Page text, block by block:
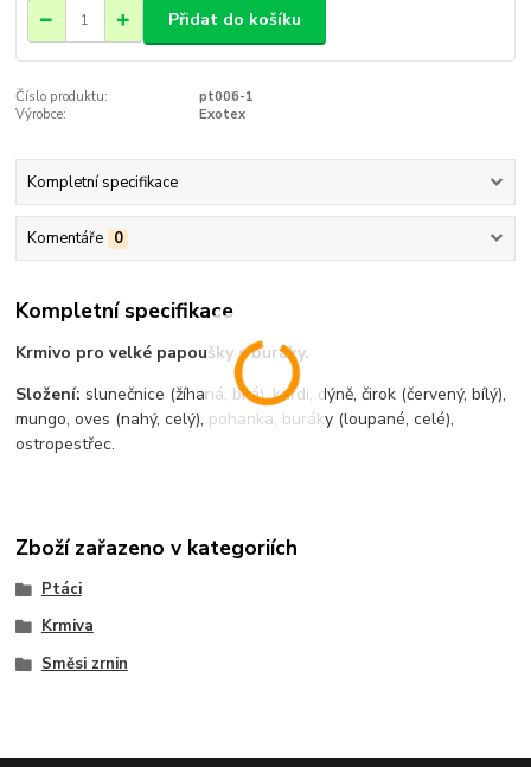
Přidat do košíku
Číslo produktu:
pt006-1
Výrobce:
Exotex
Kompletní specifikace
Komentáře 0
Kompletní specifikace
Krmivo pro velké papoušky s buráky.
Složení: slunečnice (žíhaná, bílá), kardi, dýně, čirok (červený, bílý),
mungo, oves (nahý, celý), pohanka, buráky (loupané, celé),
ostropestřec.
Zboží zařazeno v kategoriích
Ptáci
Krmiva
Směsi zrnin